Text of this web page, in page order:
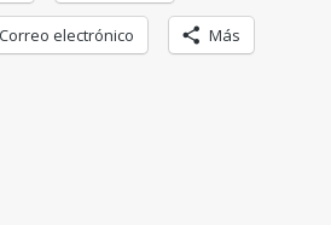
Correo electrónico Más